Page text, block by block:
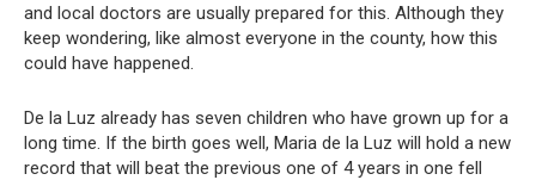
and local doctors are usually prepared for this. Although they
keep wondering, like almost everyone in the county, how this
could have happened.
De la Luz already has seven children who have grown up for a
long time. If the birth goes well, Maria de la Luz will hold a new
record that will beat the previous one of 4 years in one fell